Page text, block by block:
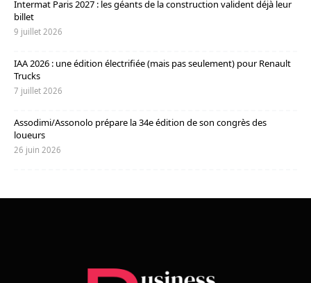
Intermat Paris 2027 : les géants de la construction valident déjà leur
billet
9 juillet 2026
IAA 2026 : une édition électrifiée (mais pas seulement) pour Renault
Trucks
7 juillet 2026
Assodimi/Assonolo prépare la 34e édition de son congrès des
loueurs
26 juin 2026